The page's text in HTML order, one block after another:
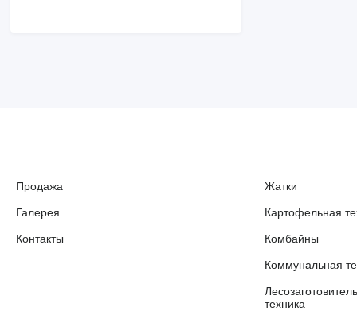
Продажа
Галерея
Контакты
Жатки
Картофельная
Комбайны
Коммунальная
техника